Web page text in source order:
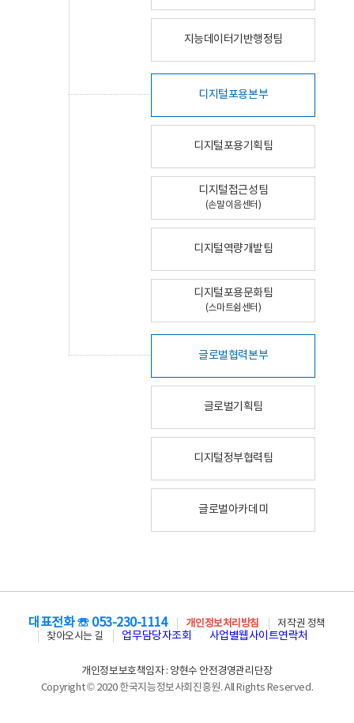
지능데이터기반행정팀
디지털포용본부
디지털포용기획팀
디지털접근성팀
(손말이음센터)
디지털역량개발팀
디지털포용문화팀
(스마트쉼센터)
글로벌협력본부
글로벌기획팀
디지털정부협력팀
글로벌아카데미
대표전화 ☏ 053-230-1114 개인정보처리방침
저작권 정책
찾아오시는 길
업무담당자조회 사업별웹사이트연락처
개인정보보호책임자 : 양현수 안전경영관리단장
Copyright © 2020 한국지능정보사회진흥원. All Rights Reserved.